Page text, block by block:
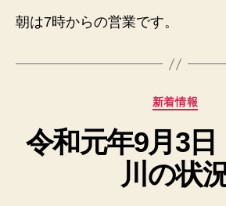
年
9
3
（火）
業
時
の
朝は7時からの営業です。
カ
ゴ
リ
ー
新着情報
令和元年9月3
川の状